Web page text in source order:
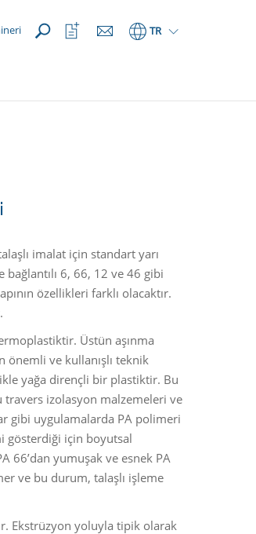
TR
İzleme
listeni
imalat için standart yarı
6, 66, 12 ve 46 gibi
özellikleri farklı olacaktır.
Üstün aşınma
önemli ve kullanışlı teknik
yağa dirençli bir plastiktir. Bu
izolasyon malzemeleri ve
gibi uygulamalarda PA polimeri
gösterdiği için boyutsal
66’dan yumuşak ve esnek PA
ve bu durum, talaşlı işleme
Ekstrüzyon yoluyla tipik olarak